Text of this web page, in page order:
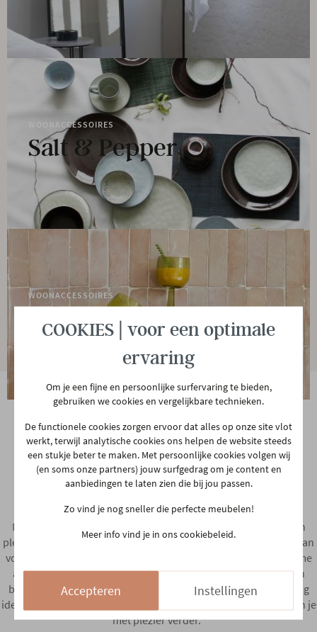
WOONACCESSOIRES
Salt & Pepper
WOONACCESSOIRES
HK Living
Een streling voor het oog
(en de voeten)
Niet enkel de mooiste decoratie en kleinmeubelen vinden hun
plekje in Afdeling 01. Ook Tapijten en Verlichting krijgen meer dan
voldoende ruimte. Neem hieronder alvast een kijkje in ons ruime
aanbod. Wil je de volledige collectie zien, breng dan zeker een
bezoekje aan de winkel. En laat je verrassen door de vele styling
ideetjes. Nog steeds geen inspiratie? Onze medewerkers helpen je
met plezier verder.
COOKIES | voor een optimale
ervaring
Om je een fijne en persoonlijke surfervaring te bieden,
gebruiken we cookies en vergelijkbare technieken.
De functionele cookies zorgen ervoor dat alles op onze site vlot
werkt, terwijl analytische cookies ons helpen de website steeds
een stukje beter te maken. Met persoonlijke cookies volgen wij
(en soms onze partners) jouw surfgedrag om je content en
aanbiedingen te laten zien die bij jou passen.
Zo vind je nog sneller die perfecte meubelen!
Meer info vind je in ons cookiebeleid.
Accepteren Instellingen